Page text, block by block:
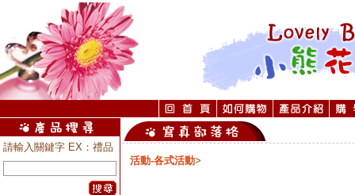
請輸入關鍵字 EX：禮品
活動-各式活動>